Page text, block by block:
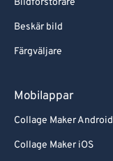
Bildförstorare
Beskär bild
Färgväljare
Mobilappar
Collage Maker Android
Collage Maker iOS